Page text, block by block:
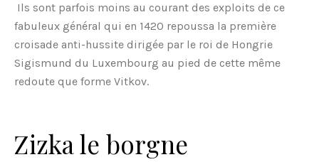
Ils sont parfois moins au courant des exploits de ce
fabuleux général qui en 1420 repoussa la première
croisade anti-hussite dirigée par le roi de Hongrie
Sigismund du Luxembourg au pied de cette même
redoute que forme Vitkov.
Zizka le borgne